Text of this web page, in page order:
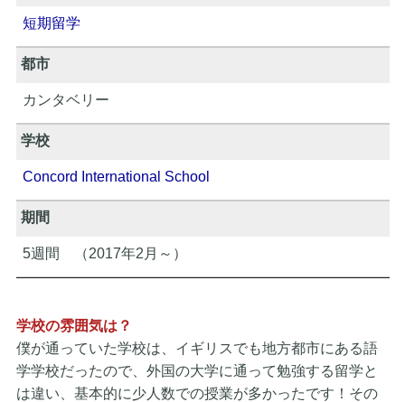
短期留学
都市
カンタベリー
学校
Concord International School
期間
5週間 （2017年2月～）
学校の雰囲気は？
僕が通っていた学校は、イギリスでも地方都市にある語
学学校だったので、外国の大学に通って勉強する留学と
は違い、基本的に少人数での授業が多かったです！その